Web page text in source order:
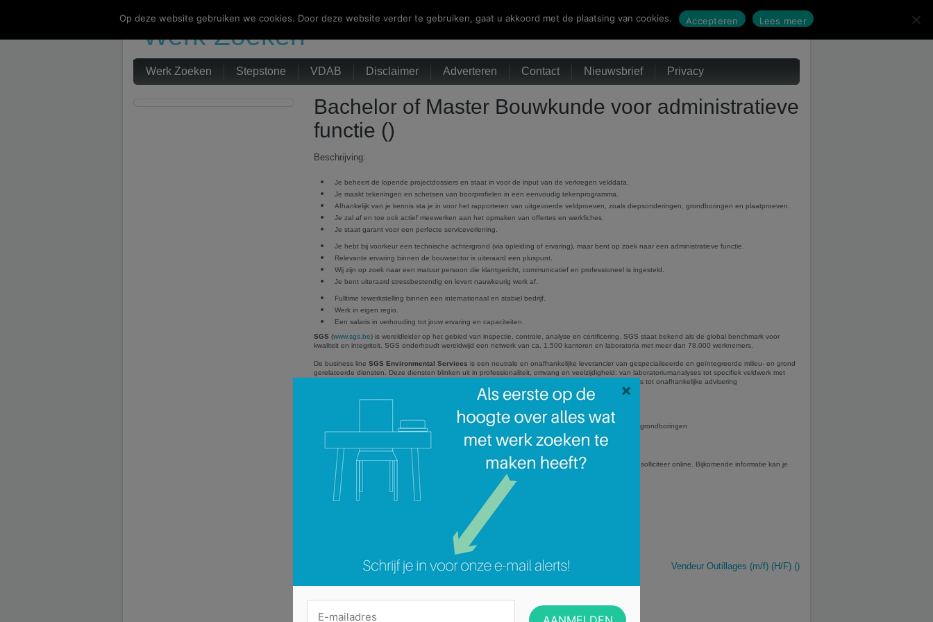
Werk Zoeken
Werk Zoeken Stepstone VDAB Disclaimer Adverteren Contact Nieuwsbrief Privacy
Bachelor of Master Bouwkunde voor administratieve
functie ()
Beschrijving:
Je beheert de lopende projectdossiers en staat in voor de input van de verkregen velddata.
Je maakt tekeningen en schetsen van boorprofielen in een eenvoudig tekenprogramma.
Afhankelijk van je kennis sta je in voor het rapporteren van uitgevoerde veldproeven, zoals diepsonderingen, grondboringen en plaatproeven.
Je zal af en toe ook actief meewerken aan het opmaken van offertes en werkfiches.
Je staat garant voor een perfecte serviceverlening.
Je hebt bij voorkeur een technische achtergrond (via opleiding of ervaring), maar bent op zoek naar een administratieve functie.
Relevante ervaring binnen de bouwsector is uiteraard een pluspunt.
Wij zijn op zoek naar een matuur persoon die klantgericht, communicatief en professioneel is ingesteld.
Je bent uiteraard stressbestendig en levert nauwkeurig werk af.
Fulltime tewerkstelling binnen een internationaal en stabiel bedrijf.
Werk in eigen regio.
Een salaris in verhouding tot jouw ervaring en capaciteiten.
SGS (www.sgs.be) is wereldleider op het gebied van inspectie, controle, analyse en certificering. SGS staat bekend als de global benchmark voor
kwaliteit en integriteit. SGS onderhoudt wereldwijd een netwerk van ca. 1.500 kantoren en laboratoria met meer dan 78.000 werknemers.
De business line SGS Environmental Services is een neutrale en onafhankelijke leverancier van gespecialiseerde en geïntegreerde milieu- en grond
gerelateerde diensten. Deze diensten blinken uit in professionaliteit, omvang en veelzijdigheid: van laboratoriumanalyses tot specifiek veldwerk met
monsternames en on-site metingen. Maar ook van deskundig onderzoek over gespecialiseerde studies tot onafhankelijke advisering
In de afdelingGeotechniek bestaan onze activiteiten hoofdzakelijk uit :
de uitvoering van allerhande geotechnische proeven met als belangrijkste diepsonderingen en grondboringen
adviesverlening met betrekking tot de uitgevoerde proeven
algemene geologische en hydrogeologische studies.
Surf naar onze website
http://www.sgs.be/nl-NL/Our-Company/Careers/Recruitment-and-Jobs.aspx
en solliciteer online. Bijkomende informatie kan je
bekomen via
Categorie:
Vendeur Outillages (m/f) (H/F) ()
Technisch tekenaar m/v ()
Geef een reactie
Op deze website gebruiken we cookies. Door deze website verder te gebruiken, gaat u akkoord met de plaatsing van cookies. Accepteren Lees meer
×